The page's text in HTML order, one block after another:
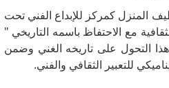
المنزل كمركز للإبداع الفني تحت
مع الاحتفاظ باسمه التاريخي "
التحول على تاريخه الغني وضمن
للتعبير الثقافي والفني.